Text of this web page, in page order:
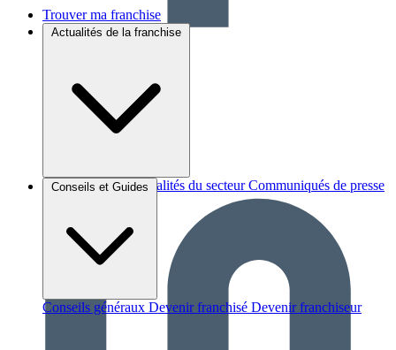
Trouver ma franchise
Actualités de la franchise
Brèves et actus Actualités du secteur Communiqués de presse
Conseils et Guides
Conseils généraux Devenir franchisé Devenir franchiseur